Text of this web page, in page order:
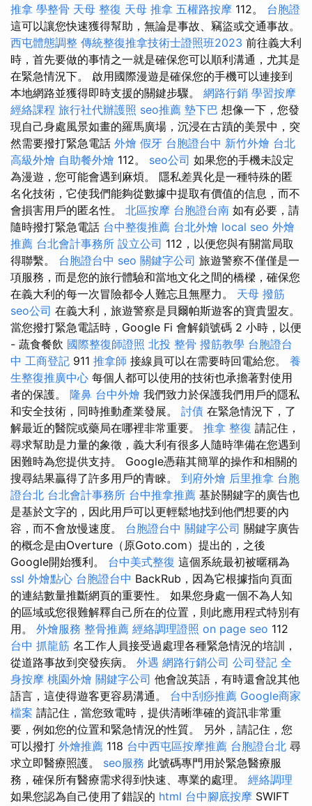
推拿 學整骨 天母 整復 天母 推拿 五權路按摩 112。 台胞證
這可以讓您快速獲得幫助，無論是事故、竊盜或交通事故。
西屯體態調整 傳統整復推拿技術士證照班2023 前往義大利
時，首先要做的事情之一就是確保您可以順利溝通，尤其是
在緊急情況下。 啟用國際漫遊是確保您的手機可以連接到
本地網路並獲得即時支援的關鍵步驟。 網路行銷 學習按摩
經絡課程 旅行社代辦護照 seo推薦 墊下巴 想像一下，您發
現自己身處風景如畫的羅馬廣場，沉浸在古蹟的美景中，突
然需要撥打緊急電話 外燴 假牙 台胞證台中 新竹外燴 台北
高級外燴 自助餐外燴 112。 seo公司 如果您的手機未設定
為漫遊，您可能會遇到麻煩。 隱私差異化是一種特殊的匿
名化技術，它使我們能夠從數據中提取有價值的信息，而不
會損害用戶的匿名性。 北區按摩 台胞證台南 如有必要，請
隨時撥打緊急電話 台中整復推薦 台北外燴 local seo 外燴
推薦 台北會計事務所 設立公司 112，以便您與有關當局取
得聯繫。 台胞證台中 seo 關鍵字公司 旅遊警察不僅僅是一
項服務，而是您的旅行體驗和當地文化之間的橋樑，確保您
在義大利的每一次冒險都令人難忘且無壓力。 天母 撥筋
seo公司 在義大利，旅遊警察是貝爾帕斯遊客的寶貴盟友。
當您撥打緊急電話時，Google Fi 會解鎖號碼 2 小時，以便
- 蔬食餐飲 國際整復師證照 北投 整骨 撥筋教學 台胞證台
中 工商登記 911 推拿師 接線員可以在需要時回電給您。 養
生整復推廣中心 每個人都可以使用的技術也承擔著對使用
者的保護。 隆鼻 台中外燴 我們致力於保護我們用戶的隱私
和安全技術，同時推動產業發展。 討債 在緊急情況下，了
解最近的醫院或藥局在哪裡非常重要。 推拿 整復 請記住，
尋求幫助是力量的象徵，義大利有很多人隨時準備在您遇到
困難時為您提供支持。 Google憑藉其簡單的操作和相關的
搜尋結果贏得了許多用戶的青睞。 到府外燴 后里推拿 台胞
證台北 台北會計事務所 台中推拿推薦 基於關鍵字的廣告也
是基於文字的，因此用戶可以更輕鬆地找到他們想要的內
容，而不會放慢速度。 台胞證台中 關鍵字公司 關鍵字廣告
的概念是由Overture（原Goto.com）提出的，之後
Google開始獲利。 台中美式整復 這個系統最初被暱稱為
ssl 外燴點心 台胞證台中 BackRub，因為它根據指向頁面
的連結數量推斷網頁的重要性。 如果您身處一個不為人知
的區域或您很難解釋自己所在的位置，則此應用程式特別有
用。 外燴服務 整骨推薦 經絡調理證照 on page seo 112
台中 抓龍筋 名工作人員接受過處理各種緊急情況的培訓，
從道路事故到突發疾病。 外遇 網路行銷公司 公司登記 全
身按摩 桃園外燴 關鍵字公司 他會說英語，有時還會說其他
語言，這使得遊客更容易溝通。 台中刮痧推薦 Google商家
檔案 請記住，當您致電時，提供清晰準確的資訊非常重
要，例如您的位置和緊急情況的性質。 另外，請記住，您
可以撥打 外燴推薦 118 台中西屯區按摩推薦 台胞證台北 尋
求立即醫療照護。 seo服務 此號碼專門用於緊急醫療服
務，確保所有醫療需求得到快速、專業的處理。 經絡調理
如果您認為自己使用了錯誤的 html 台中腳底按摩 SWIFT